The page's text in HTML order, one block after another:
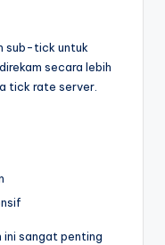
sub-tick untuk
secara lebih
tick rate server.
sangat penting